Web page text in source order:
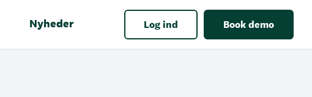
Nyheder Log ind Book demo